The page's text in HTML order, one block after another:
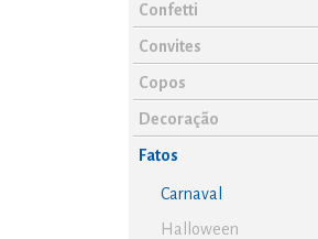
Confetti
Convites
Copos
Decoração
Fatos
Carnaval
Halloween